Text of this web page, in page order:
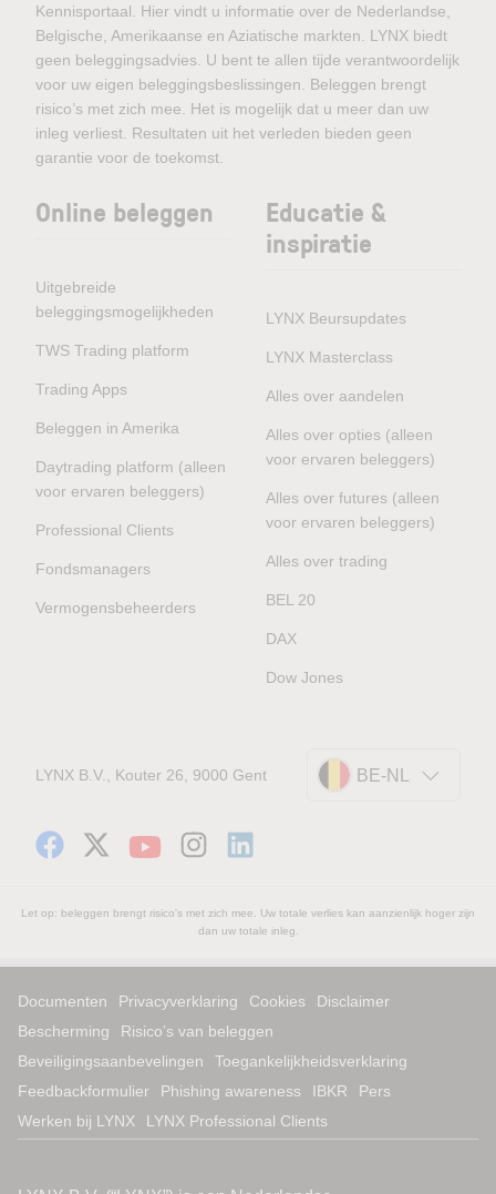
Kennisportaal. Hier vindt u informatie over de Nederlandse,
Belgische, Amerikaanse en Aziatische markten. LYNX biedt
geen beleggingsadvies. U bent te allen tijde verantwoordelijk
voor uw eigen beleggingsbeslissingen. Beleggen brengt
risico’s met zich mee. Het is mogelijk dat u meer dan uw
inleg verliest. Resultaten uit het verleden bieden geen
garantie voor de toekomst.
Online beleggen
Uitgebreide
beleggingsmogelijkheden
TWS Trading platform
Trading Apps
Beleggen in Amerika
Daytrading platform (alleen
voor ervaren beleggers)
Professional Clients
Fondsmanagers
Vermogensbeheerders
Educatie &
inspiratie
LYNX Beursupdates
LYNX Masterclass
Alles over aandelen
Alles over opties (alleen
voor ervaren beleggers)
Alles over futures (alleen
voor ervaren beleggers)
Alles over trading
BEL 20
DAX
Dow Jones
LYNX B.V., Kouter 26, 9000 Gent BE-NL
Let op: beleggen brengt risico's met zich mee. Uw totale verlies kan aanzienlijk hoger zijn
dan uw totale inleg.
Documenten Privacyverklaring Cookies
Disclaimer
Bescherming
Risico’s van beleggen
Beveiligingsaanbevelingen
Toegankelijkheidsverklaring
Feedbackformulier
Phishing awareness IBKR
Pers
Werken bij LYNX
LYNX Professional Clients